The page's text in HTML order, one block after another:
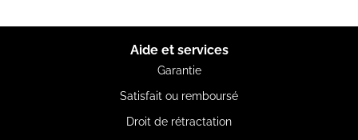
Aide et services
Garantie
Satisfait ou remboursé
Droit de rétractation